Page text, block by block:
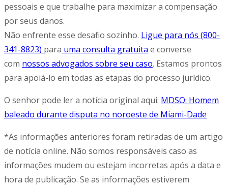
pessoais e que trabalhe para maximizar a compensação
por seus danos.
Não enfrente esse desafio sozinho. Ligue para nós (800-
341-8823) para uma consulta gratuita e converse
com nossos advogados sobre seu caso. Estamos prontos
para apoiá-lo em todas as etapas do processo jurídico.
O senhor pode ler a notícia original aqui: MDSO: Homem
baleado durante disputa no noroeste de Miami-Dade
*As informações anteriores foram retiradas de um artigo
de notícia online. Não somos responsáveis caso as
informações mudem ou estejam incorretas após a data e
hora de publicação. Se as informações estiverem